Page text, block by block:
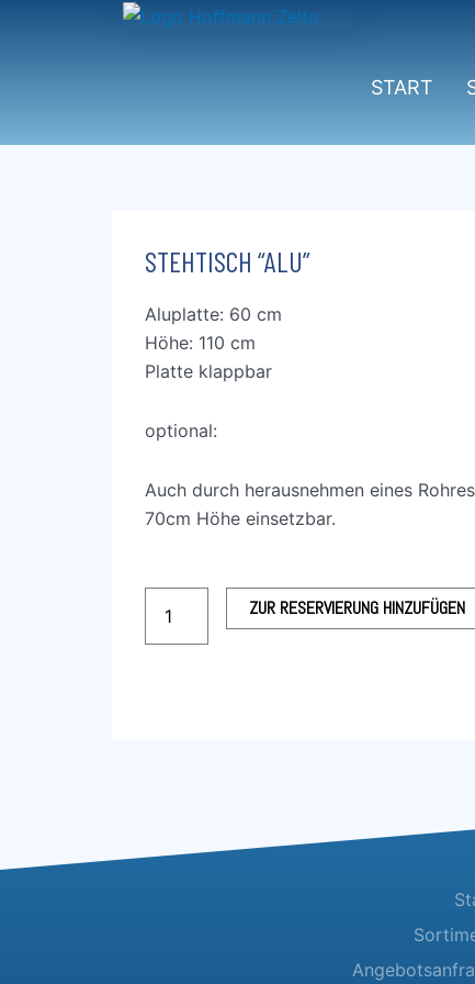
START
STEHTISCH “ALU”
Aluplatte: 60 cm
Höhe: 110 cm
Platte klappbar
optional:
Auch durch herausnehmen eines
70cm Höhe einsetzbar.
“Alu”
ZUR RESERVIERUNG HINZUFÜGEN